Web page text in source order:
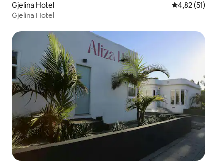
Gjelina Hotel 4,82 de uma
4,82 (51)
Gjelina Hotel